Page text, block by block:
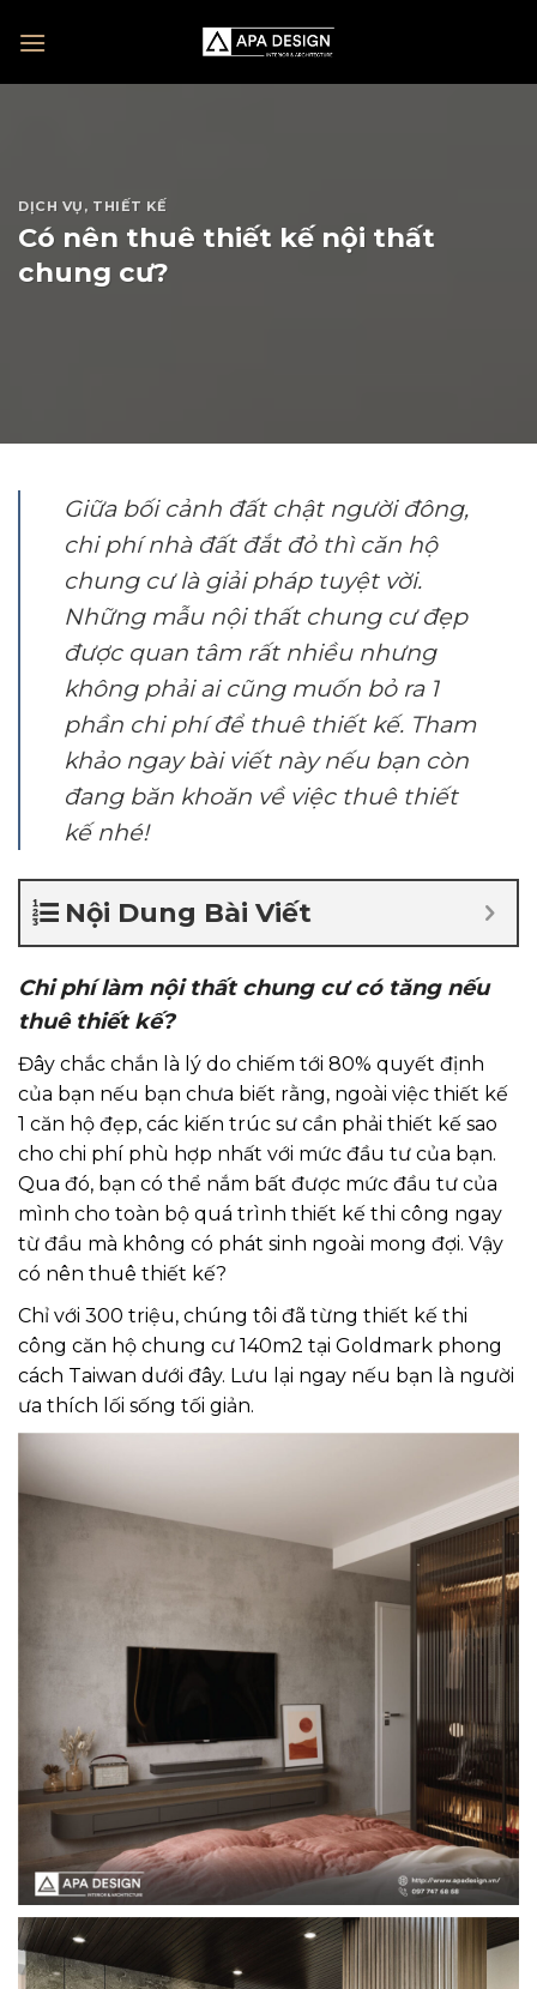
DỊCH VỤ , THIẾT KẾ
Có nên thuê thiết kế nội thất
chung cư?
Giữa bối cảnh đất chật người đông,
chi phí nhà đất đắt đỏ thì căn hộ
chung cư là giải pháp tuyệt vời.
Những mẫu nội thất chung cư đẹp
được quan tâm rất nhiều nhưng
không phải ai cũng muốn bỏ ra 1
phần chi phí để thuê thiết kế. Tham
khảo ngay bài viết này nếu bạn còn
đang băn khoăn về việc thuê thiết
kế nhé!
Nội Dung Bài Viết
Chi phí làm nội thất chung cư có tăng nếu
thuê thiết kế?
Đây chắc chắn là lý do chiếm tới 80% quyết định
của bạn nếu bạn chưa biết rằng, ngoài việc thiết kế
1 căn hộ đẹp, các kiến trúc sư cần phải thiết kế sao
cho chi phí phù hợp nhất với mức đầu tư của bạn.
Qua đó, bạn có thể nắm bất được mức đầu tư của
mình cho toàn bộ quá trình thiết kế thi công ngay
từ đầu mà không có phát sinh ngoài mong đợi. Vậy
có nên thuê thiết kế?
Chỉ với 300 triệu, chúng tôi đã từng thiết kế thi
công căn hộ chung cư 140m2 tại Goldmark phong
cách Taiwan dưới đây. Lưu lại ngay nếu bạn là người
ưa thích lối sống tối giản.